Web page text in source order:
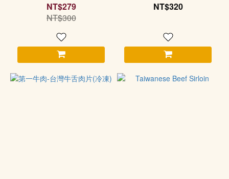
NT$279
NT$300
NT$320